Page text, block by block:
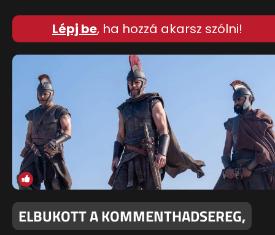
Lépj be, ha hozzá akarsz szólni!
ELBUKOTT A KOMMENTHADSEREG,